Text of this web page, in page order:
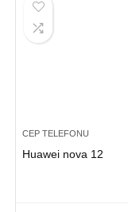
CEP TELEFONU
Huawei nova 12